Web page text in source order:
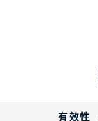
有效性